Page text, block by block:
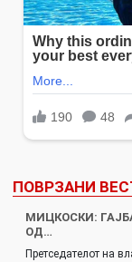
ПОВРЗАНИ
МИЦКОСКИ:
ОД…
Претседателот на